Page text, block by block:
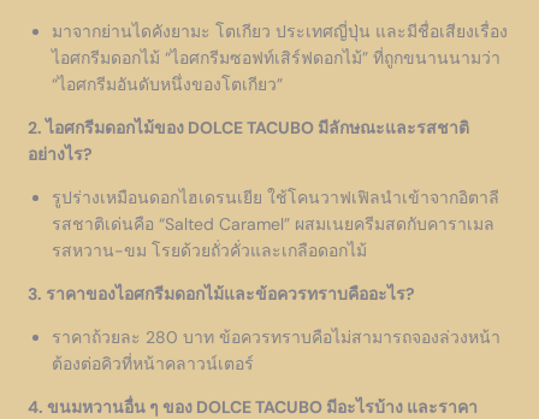
มาจากย่านไดคังยามะ โตเกียว ประเทศญี่ปุ่น และมีชื่อเสียงเรื่อง
ไอศกรีมดอกไม้ “ไอศกรีมซอฟท์เสิร์ฟดอกไม้” ที่ถูกขนานนามว่า
“ไอศกรีมอันดับหนึ่งของโตเกียว”
2. ไอศกรีมดอกไม้ของ DOLCE TACUBO มีลักษณะและรสชาติ
อย่างไร?
รูปร่างเหมือนดอกไฮเดรนเยีย ใช้โคนวาฟเฟิลนำเข้าจากอิตาลี
รสชาติเด่นคือ “Salted Caramel” ผสมเนยครีมสดกับคาราเมล
รสหวาน-ขม โรยด้วยถั่วคั่วและเกลือดอกไม้
3. ราคาของไอศกรีมดอกไม้และข้อควรทราบคืออะไร?
ราคาถ้วยละ 280 บาท ข้อควรทราบคือไม่สามารถจองล่วงหน้า
ต้องต่อคิวที่หน้าคลาวน์เตอร์
4. ขนมหวานอื่น ๆ ของ DOLCE TACUBO มีอะไรบ้าง และราคา